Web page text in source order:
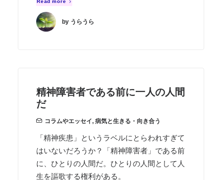
Read more
by うらうら
精神障害者である前に一人の人間
だ
コラムやエッセイ, 病気と生きる・向き合う
「精神疾患」というラベルにとらわれすぎて
はいないだろうか？「精神障害者」である前
に、ひとりの人間だ。ひとりの人間として人
生を謳歌する権利がある。